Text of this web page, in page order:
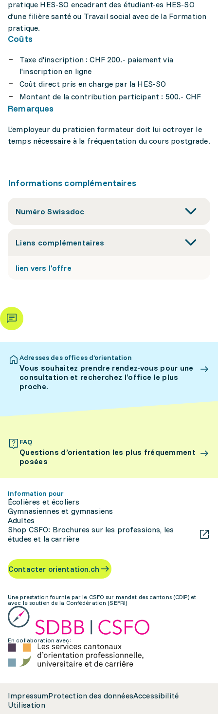
pratique HES-SO encadrant des étudiant-es HES-SO
d’une filière santé ou Travail social avec de la Formation
pratique.
Coûts
Taxe d'inscription : CHF 200.- paiement via
l'inscription en ligne
Coût direct pris en charge par la HES-SO
Montant de la contribution participant : 500.- CHF
Remarques
L’employeur du praticien formateur doit lui octroyer le
temps nécessaire à la fréquentation du cours postgrade.
Informations complémentaires
Numéro Swissdoc
Liens complémentaires
lien vers l'offre
Adresses des offices d’orientation
Vous souhaitez prendre rendez-vous pour une
consultation et recherchez l’office le plus
proche.
FAQ
Questions d’orientation les plus fréquemment
posées
Information pour
Écolières et écoliers
Gymnasiennes et gymnasiens
Adultes
Shop CSFO: Brochures sur les professions, les
études et la carrière
Contacter orientation.ch
Une prestation fournie par le CSFO sur mandat des cantons (CDIP) et
avec le soutien de la Confédération (SEFRI)
En collaboration avec:
ImpressumProtection des donnéesAccessibilité
Utilisation